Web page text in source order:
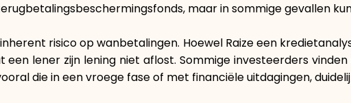
maar in sommige gevallen
risico op wanbetalingen. Hoewel Raize een
lener zijn lening niet aflost. Sommige investeerders
die in een vroege fase of met financiële uitdagingen,